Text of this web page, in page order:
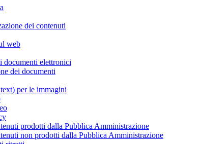
dei contenuti
web
documenti elettronici
dei documenti
per le immagini
prodotti dalla Pubblica Amministrazione
non prodotti dalla Pubblica Amministrazione